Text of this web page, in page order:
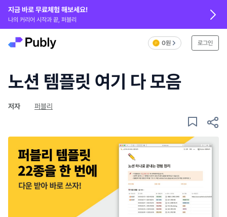
지금 바로 무료체험 해보세요!
나의 커리어 시작과 끝, 퍼블리
0원 로그인
노션 템플릿 여기 다 모음
저자 퍼블리